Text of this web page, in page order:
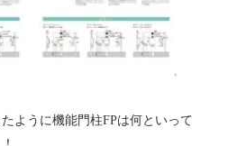
ように機能門柱FPは何といって